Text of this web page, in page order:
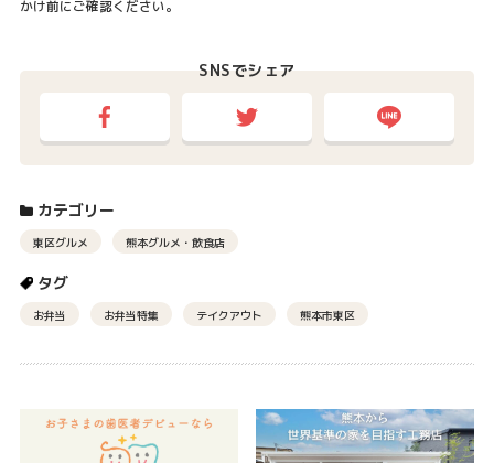
かけ前にご確認ください。
SNSでシェア
カテゴリー
東区グルメ 熊本グルメ・飲食店
タグ
お弁当 お弁当特集 テイクアウト 熊本市東区